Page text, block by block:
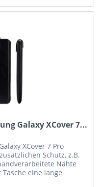
Galaxy XCover 7...
XCover 7 Pro
Schutz, z.B.
Nähte
eine lange